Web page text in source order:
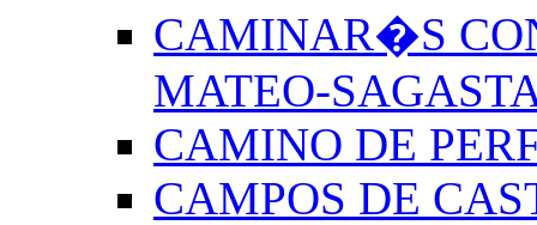
CAMINAR�S
MATEO-
CAMINO DE
CAMPOS DE